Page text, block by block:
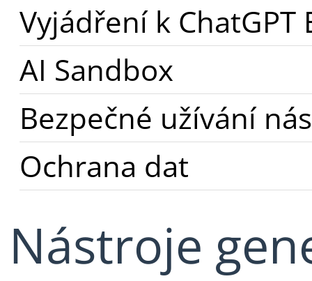
Vyjádření k ChatGPT
AI Sandbox
Bezpečné užívání
Ochrana dat
Nástroje